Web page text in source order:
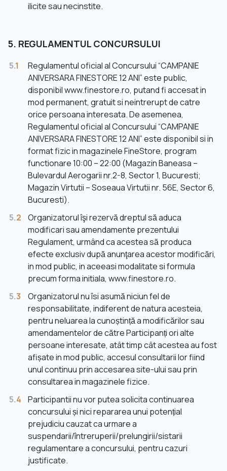
ilicite sau necinstite.
5. REGULAMENTUL CONCURSULUI
5.1
Regulamentul oficial al Concursului “CAMPANIE
ANIVERSARA FINESTORE 12 ANI” este public,
disponibil www.finestore.ro, putand fi accesat in
mod permanent, gratuit si neintrerupt de catre
orice persoana interesata. De asemenea,
Regulamentul oficial al Concursului “CAMPANIE
ANIVERSARA FINESTORE 12 ANI” este disponibil si in
format fizic in magazinele FineStore, program
functionare 10:00 – 22:00 (Magazin Baneasa –
Bulevardul Aerogarii nr.2-8, Sector 1, Bucuresti;
Magazin Virtutii – Soseaua Virtutii nr. 56E, Sector 6,
Bucuresti).
5.2
Organizatorul îşi rezervă dreptul să aduca
modificari sau amendamente prezentului
Regulament, urmând ca acestea să produca
efecte exclusiv după anunţarea acestor modificări,
in mod public, in aceeasi modalitate si formula
precum forma initiala, www.finestore.ro.
5.3
Organizatorul nu îsi asumă niciun fel de
responsabilitate, indiferent de natura acesteia,
pentru neluarea la cunoștință a modificărilor sau
amendamentelor de către Participanți ori alte
persoane interesate, atât timp cât acestea au fost
afișate in mod public, accesul consultarii lor fiind
unul continuu prin accesarea site-ului sau prin
consultarea in magazinele fizice.
5.4
Participantii nu vor putea solicita continuarea
concursului și nici repararea unui potențial
prejudiciu cauzat ca urmare a
suspendarii/întreruperii/prelungirii/sistarii
regulamentare a concursului, pentru cazuri
justificate.